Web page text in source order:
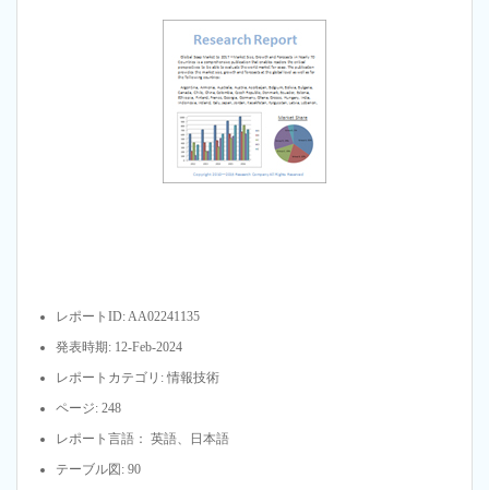
レポートID: AA02241135
発表時期: 12-Feb-2024
レポートカテゴリ: 情報技術
ページ: 248
レポート言語： 英語、日本語
テーブル図: 90